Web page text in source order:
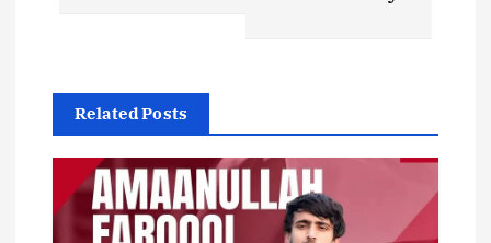
g
a
Related Posts